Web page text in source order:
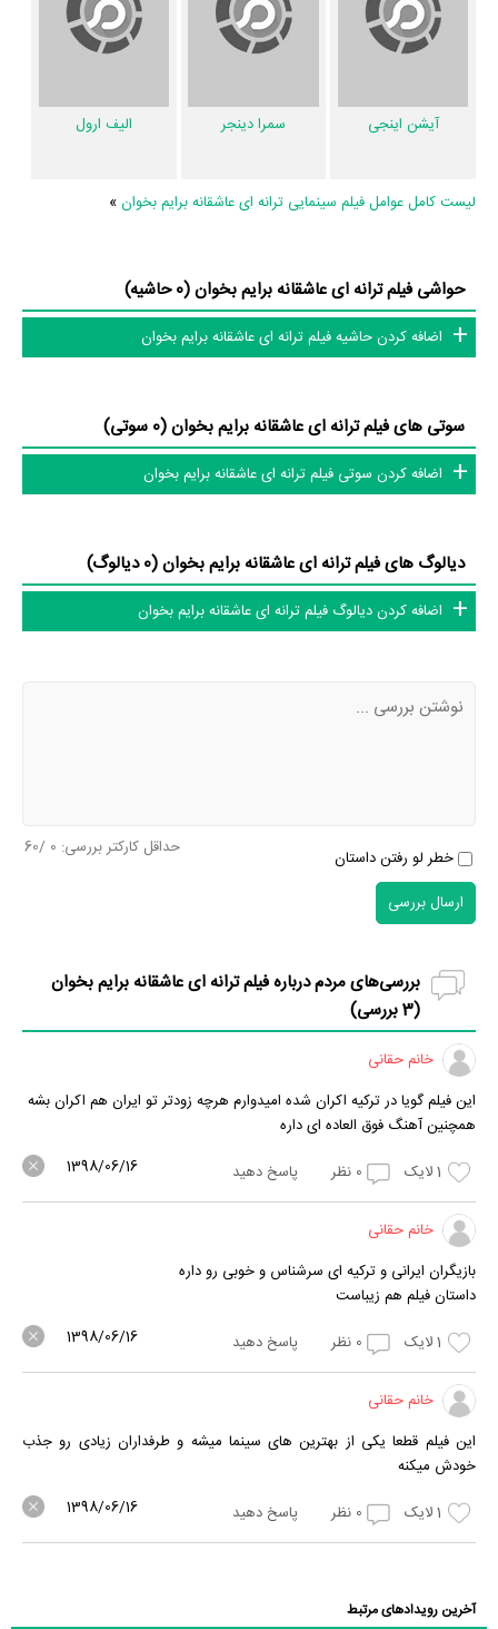
دیالوگ برتر فیلم ترانه ای عاشقانه برایم بخوان، سوتی فیلم ترانه ای عاشقانه
برایم بخوان و نقد فیلم ترانه ای عاشقانه برایم بخوان هنوز موردی ثبت نشده
سریال و تئاتر، این دایرة‌المعارف آنلاین و بانک اطلاعات هنرمندان و آثار سینما،
آیشن اینجی سمرا دینجر الیف ارول
لیست کامل عوامل فیلم سینمایی ترانه ای عاشقانه برایم بخوان»
حواشی فیلم ترانه ای عاشقانه برایم بخوان (0 حاشیه)
اضافه کردن حاشیه فیلم ترانه ای عاشقانه برایم بخوان
سوتی های فیلم ترانه ای عاشقانه برایم بخوان (0 سوتی)
اضافه کردن سوتی فیلم ترانه ای عاشقانه برایم بخوان
دیالوگ های فیلم ترانه ای عاشقانه برایم بخوان (0 دیالوگ)
اضافه کردن دیالوگ فیلم ترانه ای عاشقانه برایم بخوان
خطر لو رفتن داستان حداقل کارکتر بررسی: 0
/60
ارسال بررسی
بررسی‌های مردم درباره فیلم ترانه ای عاشقانه برایم بخوان
(
3بررسی)
خانم حقانی
این فیلم گویا در ترکیه اکران شده امیدوارم هرچه زودتر تو ایران هم اکران بشه
همچنین آهنگ فوق العاده ای داره
1لایک 0 نظر پاسخ دهید 1398/06/16
خانم حقانی
بازیگران ایرانی و ترکیه ای سرشناس و خوبی رو داره
داستان فیلم هم زیباست
1لایک 0 نظر پاسخ دهید 1398/06/16
خانم حقانی
این فیلم قطعا یکی از بهترین های سینما میشه و طرفداران زیادی رو جذب
خودش میکنه
1لایک 0 نظر پاسخ دهید 1398/06/16
آخرین رویدادهای مرتبط